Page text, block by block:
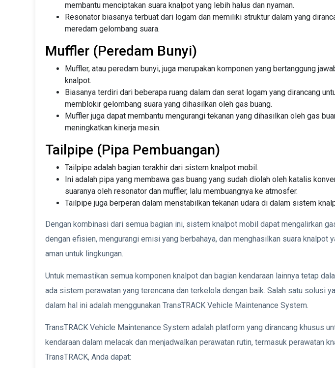
membantu menciptakan suara knalpot yang lebih halus dan nyaman.
Resonator biasanya terbuat dari logam dan memiliki struktur dalam yang
meredam gelombang suara.
Muffler (Peredam Bunyi)
Muffler, atau peredam bunyi, juga merupakan komponen yang bertanggung
knalpot.
Biasanya terdiri dari beberapa ruang dalam dan serat logam yang dirancang
memblokir gelombang suara yang dihasilkan oleh gas buang.
Muffler juga dapat membantu mengurangi tekanan yang dihasilkan oleh gas
meningkatkan kinerja mesin.
Tailpipe (Pipa Pembuangan)
Tailpipe adalah bagian terakhir dari sistem knalpot mobil.
Ini adalah pipa yang membawa gas buang yang sudah diolah oleh katalis
suaranya oleh resonator dan muffler, lalu membuangnya ke atmosfer.
Tailpipe juga berperan dalam menstabilkan tekanan udara di dalam sistem
Dengan kombinasi dari semua bagian ini, sistem knalpot mobil dapat mengalirkan
dengan efisien, mengurangi emisi yang berbahaya, dan menghasilkan suara knalpot
aman untuk lingkungan.
Untuk memastikan semua komponen knalpot dan bagian kendaraan lainnya tetap
ada sistem perawatan yang terencana dan terkelola dengan baik. Salah satu solusi
dalam hal ini adalah menggunakan TransTRACK Vehicle Maintenance System.
TransTRACK Vehicle Maintenance System adalah platform yang dirancang khusus
kendaraan dalam melacak dan menjadwalkan perawatan rutin, termasuk perawatan
TransTRACK, Anda dapat: